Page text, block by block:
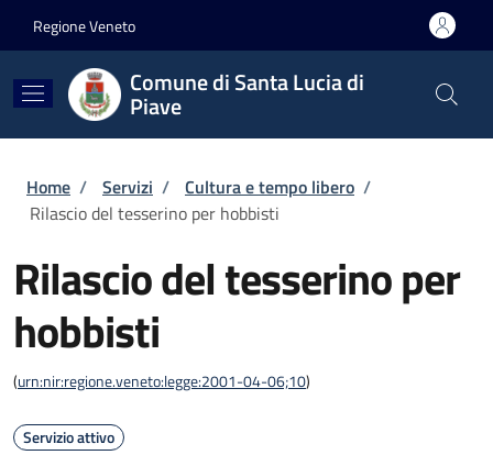
Regione Veneto
Comune di Santa Lucia di
Piave
Briciole di pane
Home / Servizi / Cultura e tempo libero /
Rilascio del tesserino per hobbisti
Rilascio del tesserino per
hobbisti
(urn:nir:regione.veneto:legge:2001-04-06;10)
Servizio attivo